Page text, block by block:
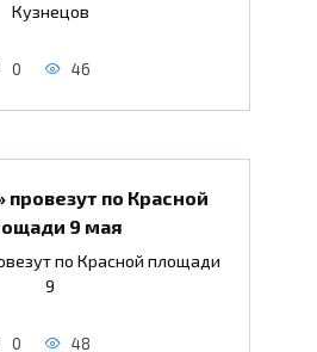
Кузнецов
0 46
по Красной
9 мая
по Красной площади
9
0 48